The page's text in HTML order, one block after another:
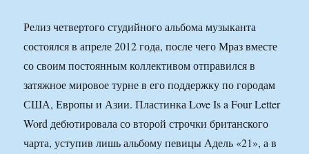
Релиз четвертого студийного альбома музыканта
состоялся в апреле 2012 года, после чего Мраз вместе
со своим постоянным коллективом отправился в
затяжное мировое турне в его поддержку по городам
США, Европы и Азии. Пластинка Love Is a Four Letter
Word дебютировала со второй строчки британского
чарта, уступив лишь альбому певицы Адель «21», а в